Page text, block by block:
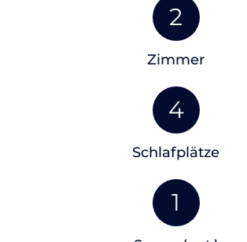
2
Zimmer
4
Schlafplätze
1